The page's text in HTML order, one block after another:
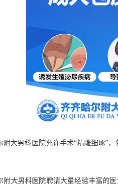
男科医院允许手术“精雕细琢”，
男科医院聘请大量经验丰富的医